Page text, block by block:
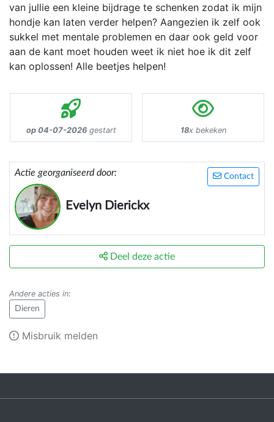
van jullie een kleine bijdrage te schenken zodat ik mijn
hondje kan laten verder helpen? Aangezien ik zelf ook
sukkel met mentale problemen en daar ook geld voor
aan de kant moet houden weet ik niet hoe ik dit zelf
kan oplossen! Alle beetjes helpen!
op 04-07-2026gestart 18x bekeken
Contact
Actie georganiseerd door:
Evelyn Dierickx
Deel deze actie
Andere acties in:
Dieren
Misbruik melden